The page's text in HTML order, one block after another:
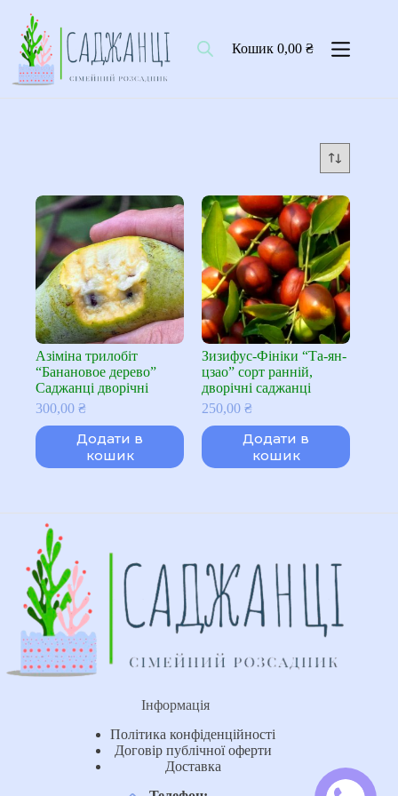
вмісту
Кошик0,00₴
Азіміна трилобіт
“Банановое дерево”
Саджанці дворічні
300,00 ₴
Додати в
кошик
Зизифус-Фініки “Та-ян-
цзао” сорт ранній,
дворічні саджанці
250,00₴
Додати в
кошик
Інформація
Політика конфіденційності
Договір публічної оферти
Доставка